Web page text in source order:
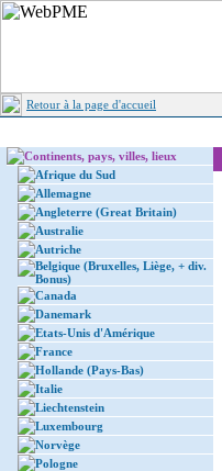
Retour à la page d'accueil
Continents, pays, villes, lieux
Afrique du Sud
Allemagne
Angleterre (Great Britain)
Australie
Autriche
Belgique (Bruxelles, Liège, + div.
Bonus)
Canada
Danemark
Etats-Unis d'Amérique
France
Hollande (Pays-Bas)
Italie
Liechtenstein
Luxembourg
Norvège
Pologne